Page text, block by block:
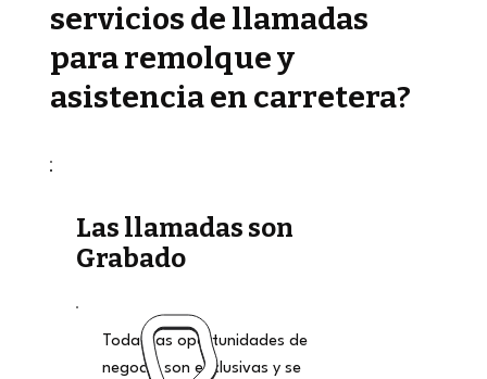
servicios de llamadas
para remolque y
asistencia en carretera?
Las llamadas son
Grabado
Todas las oportunidades de
negocio son exclusivas y se